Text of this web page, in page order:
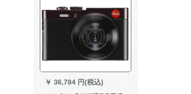
￥ 36,784 円(税込)